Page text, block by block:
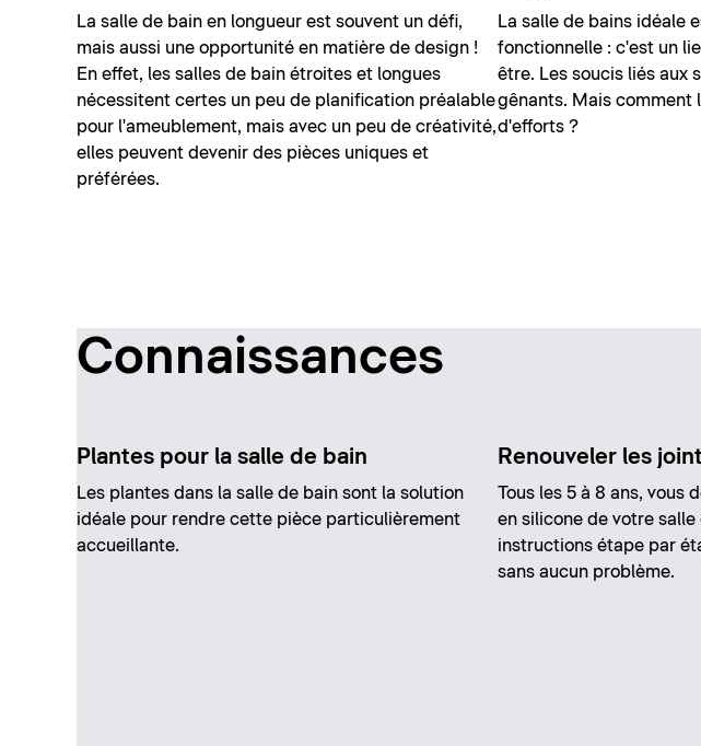
La salle de bain en longueur est souvent un défi,
mais aussi une opportunité en matière de design !
En effet, les salles de bain étroites et longues
nécessitent certes un peu de planification préalable
pour l'ameublement, mais avec un peu de créativité,
elles peuvent devenir des pièces uniques et
préférées.
La salle de bains idéale
fonctionnelle : c'est un
être. Les soucis liés aux
gênants. Mais comment
d'efforts ?
Connaissances
Plantes pour la salle de bain
Les plantes dans la salle de bain sont la solution
idéale pour rendre cette pièce particulièrement
accueillante.
Renouveler les
Tous les 5 à 8 ans, vous
en silicone de votre salle
instructions étape par
sans aucun problème.